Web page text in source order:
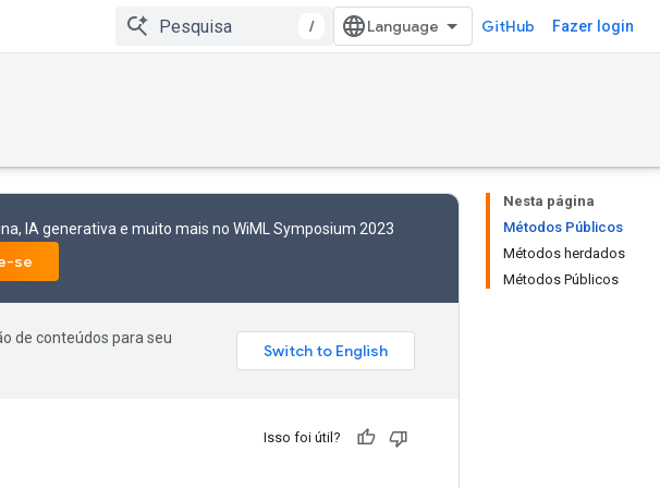
/ GitHub Fazer login
Nesta página
Métodos Públicos
Métodos herdados
Métodos Públicos
IA generativa e muito mais no WiML Symposium 2023
se
de conteúdos para seu
Isso foi útil?